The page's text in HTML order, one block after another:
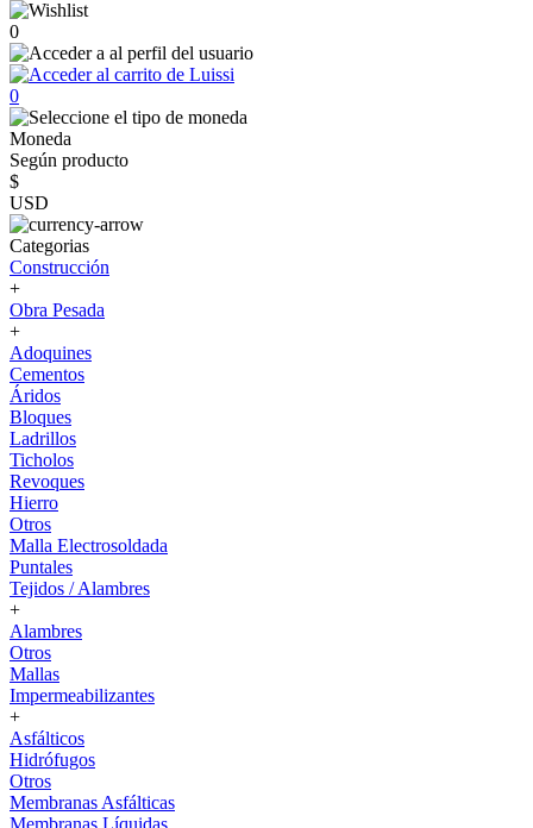
0
0
Moneda
Según producto
$
USD
Categorias
Construcción
+
Obra Pesada
+
Adoquines
Cementos
Áridos
Bloques
Ladrillos
Ticholos
Revoques
Hierro
Otros
Malla Electrosoldada
Puntales
Tejidos / Alambres
+
Alambres
Otros
Mallas
Impermeabilizantes
+
Asfálticos
Hidrófugos
Otros
Membranas Asfálticas
Membranas Líquidas